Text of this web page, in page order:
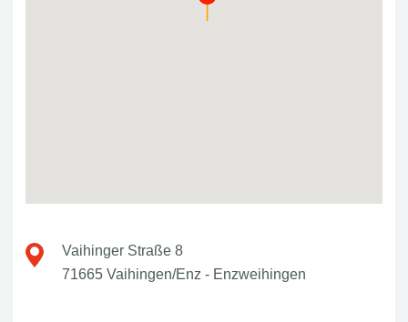
Vaihinger Straße 8
71665 Vaihingen/Enz - Enzweihingen